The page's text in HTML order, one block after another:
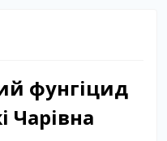
фунгіцид
Чарівна